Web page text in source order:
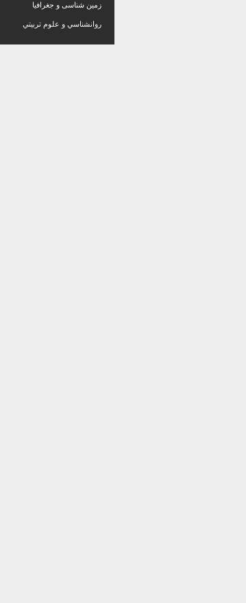
زمین شناسی و جغرافیا
روانشناسي و علوم تربيتي